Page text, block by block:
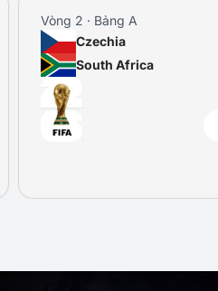
Vòng 2 · Bảng A
Czechia
South Africa